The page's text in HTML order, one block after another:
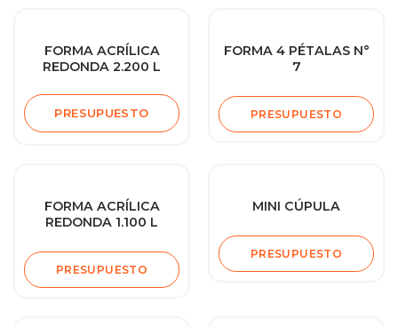
FORMA ACRÍLICA
REDONDA 2.200 L
PRESUPUESTO
FORMA 4 PÉTALAS N°
7
PRESUPUESTO
FORMA ACRÍLICA
REDONDA 1.100 L
PRESUPUESTO
MINI CÚPULA
PRESUPUESTO